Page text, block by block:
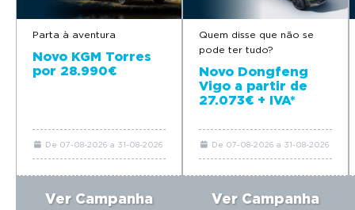
Parta à aventura
Novo KGM Torres
por 28.990€
De 07-08-2026 a 31-08-2026
Ver Campanha
Quem disse que não se
pode ter tudo?
Novo Dongfeng
Vigo a partir de
27.073€ + IVA*
De 07-08-2026 a 31-08-2026
Ver Campanha